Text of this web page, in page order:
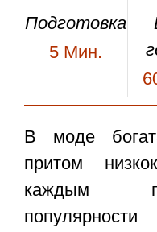
Подготовка
5 Мин.
В моде
притом
каждым